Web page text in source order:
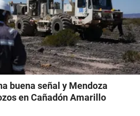
buena señal y Mendoza
en Cañadón Amarillo